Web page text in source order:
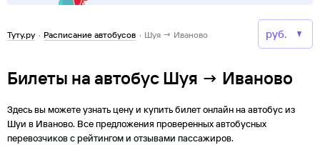
Туту.ру · Расписание автобусов · Шуя → Иваново
Билеты на автобус Шуя → Иваново
Здесь вы можете узнать цену и купить билет онлайн на автобус из
Шуи в Иваново. Все предложения проверенных автобусных
перевозчиков с рейтингом и отзывами пассажиров.